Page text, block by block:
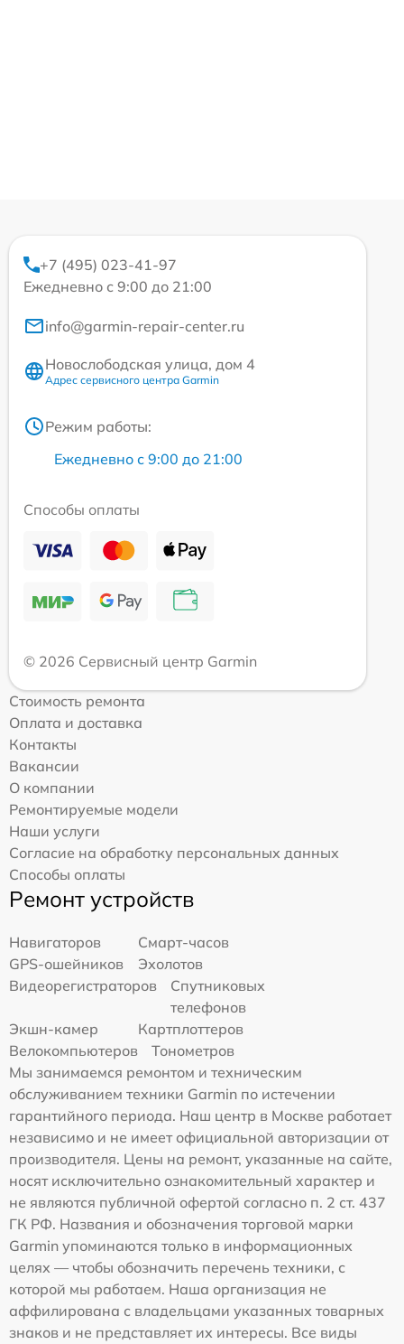
+7 (495) 023-41-97
Ежедневно с 9:00 до 21:00
info@garmin-repair-center.ru
Новослободская улица, дом 4
Адрес сервисного центра Garmin
Режим работы:
Ежедневно с 9:00 до 21:00
Способы оплаты
© 2026 Сервисный центр Garmin
Стоимость ремонта
Оплата и доставка
Контакты
Вакансии
О компании
Ремонтируемые модели
Наши услуги
Согласие на обработку персональных данных
Способы оплаты
Ремонт устройств
Навигаторов
Смарт-часов
GPS-ошейников
Эхолотов
Видеорегистраторов
Спутниковых
телефонов
Экшн-камер
Картплоттеров
Велокомпьютеров
Тонометров
Мы занимаемся ремонтом и техническим
обслуживанием техники Garmin по истечении
гарантийного периода. Наш центр в Москве работает
независимо и не имеет официальной авторизации от
производителя. Цены на ремонт, указанные на сайте,
носят исключительно ознакомительный характер и
не являются публичной офертой согласно п. 2 ст. 437
ГК РФ. Названия и обозначения торговой марки
Garmin упоминаются только в информационных
целях — чтобы обозначить перечень техники, с
которой мы работаем. Наша организация не
аффилирована с владельцами указанных товарных
знаков и не представляет их интересы. Все виды